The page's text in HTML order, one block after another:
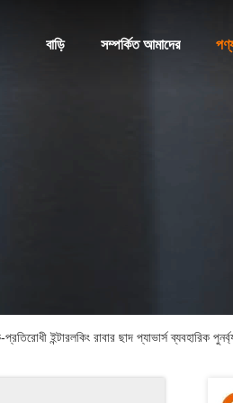
বাড়ি সম্পর্কিত আমাদের
ইন্টারলকিং রাবার ছাদ প্যাভার্স ব্যবহারিক